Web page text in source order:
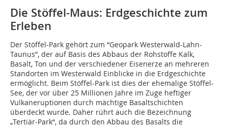
Die Stöffel-Maus: Erdgeschichte zum
Erleben
Der Stöffel-Park gehört zum “Geopark Westerwald-Lahn-
Taunus”, der auf Basis des Abbaus der Rohstoffe Kalk,
Basalt, Ton und der verschiedener Eisenerze an mehreren
Standorten im Westerwald Einblicke in die Erdgeschichte
ermöglicht. Beim Stöffel-Park ist dies der ehemalige Stöffel-
See, der vor über 25 Millionen Jahre im Zuge heftiger
Vulkaneruptionen durch mächtige Basaltschichten
überdeckt wurde. Daher rührt auch die Bezeichnung
„Tertiär-Park“, da durch den Abbau des Basalts die